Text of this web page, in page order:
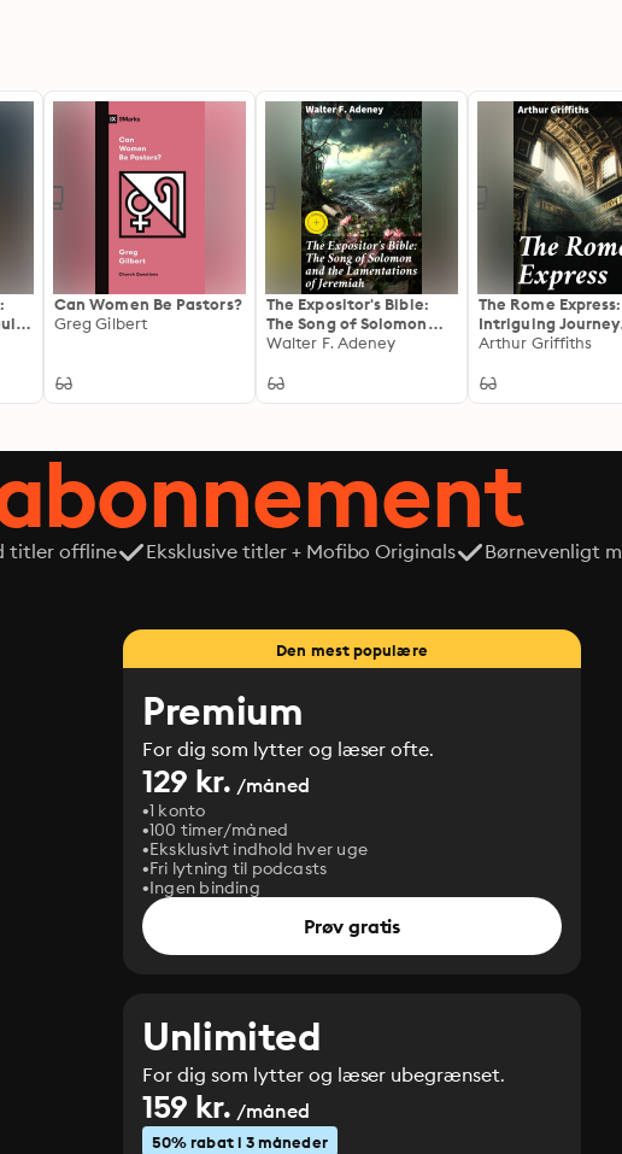
Can Women Be Pastors?
Greg Gilbert
The Expositor's Bible:
The Song of Solomon
and the Lamentations
edition. Unveiling Love
Walter F. Adeney
The Rome
Intriguing Journey
Through Murder
Arthur Griffiths
titler offline Eksklusive titler + Mofibo Originals
Børnevenligt
Den mest populære
Premium
For dig som lytter og læser ofte.
129 kr. /måned
1 konto
100 timer/måned
Eksklusivt indhold hver uge
Fri lytning til podcasts
Ingen binding
Prøv gratis
Unlimited
For dig som lytter og læser ubegrænset.
159 kr. /måned
50% rabat i 3 måneder